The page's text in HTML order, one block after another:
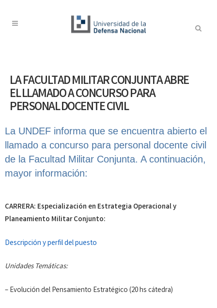
LA FACULTAD MILITAR CONJUNTA ABRE
EL LLAMADO A CONCURSO PARA
PERSONAL DOCENTE CIVIL
La UNDEF informa que se encuentra abierto el
llamado a concurso para personal docente civil
de la Facultad Militar Conjunta. A continuación,
mayor información:
CARRERA: Especialización en Estrategia Operacional y
Planeamiento Militar Conjunto:
Descripción y perfil del puesto
Unidades Temáticas:
– Evolución del Pensamiento Estratégico (20 hs cátedra)